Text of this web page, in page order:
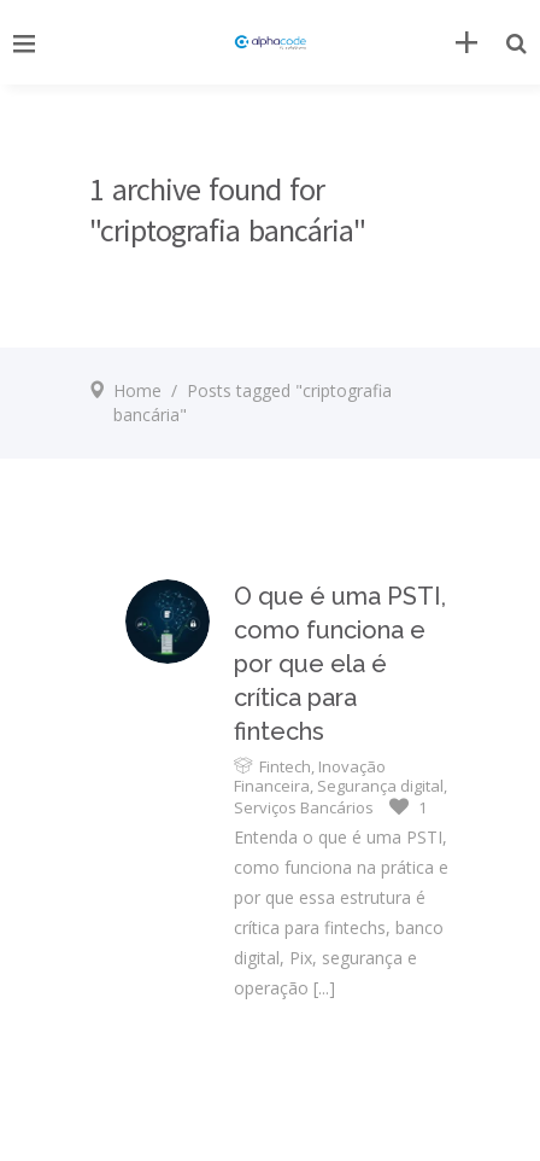
1 archive found for
"criptografia bancária"
Home / Posts tagged "criptografia
bancária"
O que é uma PSTI,
como funciona e
por que ela é
crítica para
fintechs
Fintech, Inovação
Financeira, Segurança digital,
Serviços Bancários
1
Entenda o que é uma PSTI,
como funciona na prática e
por que essa estrutura é
crítica para fintechs, banco
digital, Pix, segurança e
operação [...]